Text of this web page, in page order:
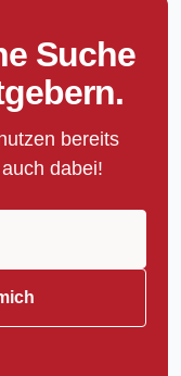
Suche
bereits
dabei!